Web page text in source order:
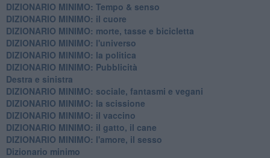
DIZIONARIO MINIMO: Tempo & senso
DIZIONARIO MINIMO: il cuore
DIZIONARIO MINIMO: morte, tasse e bicicletta
DIZIONARIO MINIMO: l'universo
DIZIONARIO MINIMO: la politica
DIZIONARIO MINIMO: Pubblicità
Destra e sinistra
DIZIONARIO MINIMO: sociale, fantasmi e vegani
DIZIONARIO MINIMO: la scissione
DIZIONARIO MINIMO: il vaccino
DIZIONARIO MINIMO: il gatto, il cane
DIZIONARIO MINIMO: l'amore, il sesso
Dizionario minimo